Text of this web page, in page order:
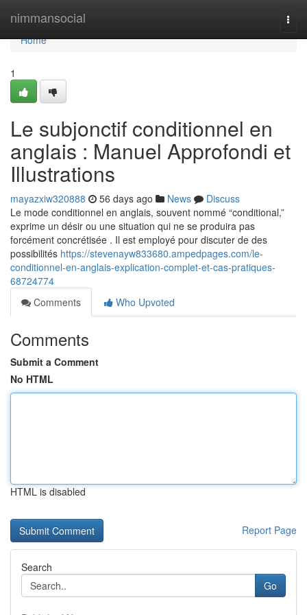
nimmansocial
Home
Home
1
Le subjonctif conditionnel en
anglais : Manuel Approfondi et
Illustrations
mayazxiw320888 56 days ago News
Discuss
Le mode conditionnel en anglais, souvent nommé “conditional,”
exprime un désir ou une situation qui ne se produira pas
forcément concrétisée . Il est employé pour discuter de des
possibilités https://stevenayw833680.ampedpages.com/le-
conditionnel-en-anglais-explication-complet-et-cas-pratiques-
68724774
Comments
Who Upvoted
Comments
Submit a Comment
No HTML
HTML is disabled
Report Page
Search
Go